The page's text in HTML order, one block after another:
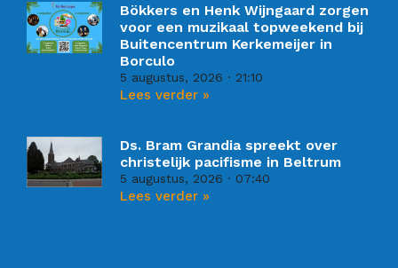
Bökkers en Henk Wijngaard zorgen
voor een muzikaal topweekend bij
Buitencentrum Kerkemeijer in
Borculo
5 augustus, 2026 21:10
Lees verder »
Ds. Bram Grandia spreekt over
christelijk pacifisme in Beltrum
5 augustus, 2026 07:40
Lees verder »